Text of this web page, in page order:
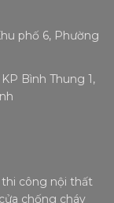
phố 6, Phường
Bình Thung 1,
công nội thất
chống cháy